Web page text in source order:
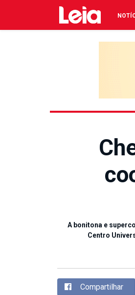
A bonitona e
Centro
Compartilhar